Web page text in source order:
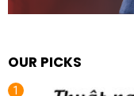
OUR PICKS